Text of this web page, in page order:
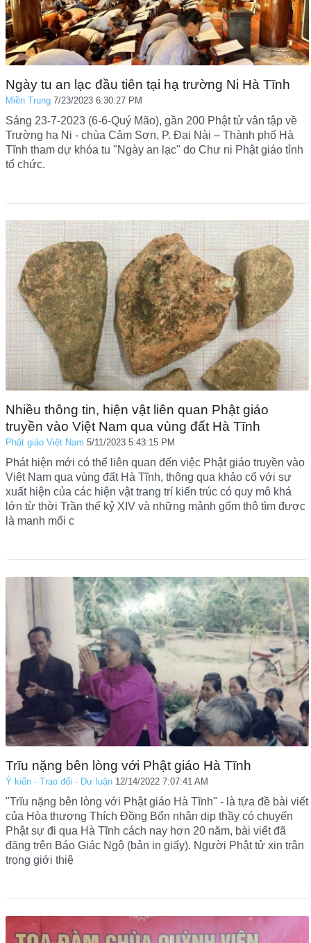
Ngày tu an lạc đầu tiên tại hạ trường Ni Hà Tĩnh
Miền Trung 7/23/2023 6:30:27 PM
Sáng 23-7-2023 (6-6-Quý Mão), gần 200 Phật tử vân tập về
Trường hạ Ni - chùa Cảm Sơn, P. Đại Nài – Thành phố Hà
Tĩnh tham dự khóa tu "Ngày an lạc" do Chư ni Phật giáo tỉnh
tổ chức.
Nhiều thông tin, hiện vật liên quan Phật giáo
truyền vào Việt Nam qua vùng đất Hà Tĩnh
Phật giáo Việt Nam 5/11/2023 5:43:15 PM
Phát hiện mới có thể liên quan đến việc Phật giáo truyền vào
Việt Nam qua vùng đất Hà Tĩnh, thông qua khảo cổ với sự
xuất hiện của các hiện vật trang trí kiến trúc có quy mô khá
lớn từ thời Trần thế kỷ XIV và những mảnh gốm thô tìm được
là manh mối c
Trĩu nặng bên lòng với Phật giáo Hà Tĩnh
Ý kiến - Trao đổi - Dư luận 12/14/2022 7:07:41 AM
"Trĩu nặng bên lòng với Phật giáo Hà Tĩnh" - là tựa đề bài viết
của Hòa thượng Thích Đồng Bổn nhân dịp thầy có chuyến
Phật sự đi qua Hà Tĩnh cách nay hơn 20 năm, bài viết đã
đăng trên Báo Giác Ngộ (bản in giấy). Người Phật tử xin trân
trọng giới thiệ